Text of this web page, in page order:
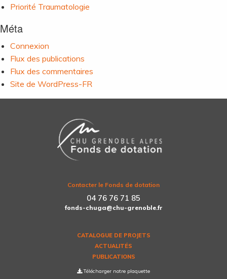
Priorité Traumatologie
Méta
Connexion
Flux des publications
Flux des commentaires
Site de WordPress-FR
Contacter le Fonds de dotation
04 76 76 71 85
fonds-chuga@chu-grenoble.fr
CATALOGUE DE PROJETS
ACTUALITÉS
PUBLICATIONS
Télécharger notre plaquette